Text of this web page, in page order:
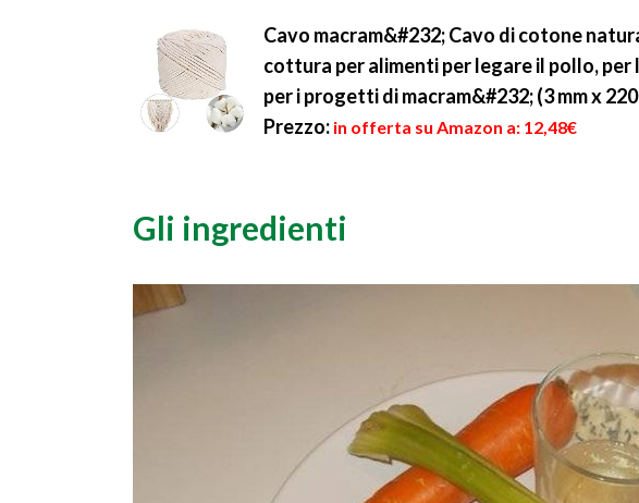
Cavo macram&#232; Cavo di cotone
cottura per alimenti per legare il pollo,
per i progetti di macram&#232; (3 mm x
Prezzo: in offerta su Amazon a: 12,48€
Gli ingredienti